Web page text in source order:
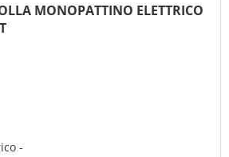
MONOPATTINO ELETTRICO
-